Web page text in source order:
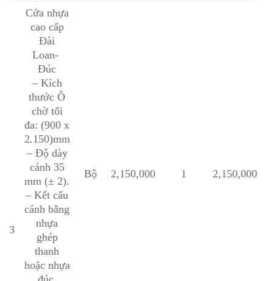
3
Cửa nhựa
cao cấp
Đài
Loan-
Đúc
– Kích
thước Ô
chờ tối
đa: (900 x
2.150)mm
– Độ dày
cánh 35
mm (± 2).
– Kết cấu
cánh bằng
nhựa
ghép
thanh
hoặc nhựa
Bộ 2,150,000 1 2,150,000